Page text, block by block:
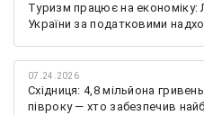
Туризм працює на економіку:
України за податковими
07.24.2026
Східниця: 4,8 мільйона
півроку — хто забезпечив